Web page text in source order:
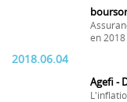
en 2018
2018.06.04
Agefi -